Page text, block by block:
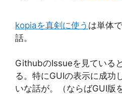
kopiaを真剣に使う は単体
話。
GithubのIssueを見ている
る。特にGUIの表示に成功
いな話が。（ならばGUI版